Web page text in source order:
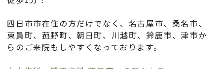
四日市市在住の方だけでなく、名古屋市、桑名市、
東員町、菰野町、朝日町、川越町、鈴鹿市、津市か
らのご来院もしやすくなっております。